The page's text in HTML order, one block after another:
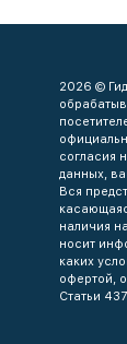
2026 ©
согласия
данных,
Вся
наличия
носит
каких
офертой,
Статьи